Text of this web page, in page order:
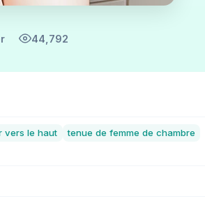
44,792
vers le haut
tenue de femme de chambre